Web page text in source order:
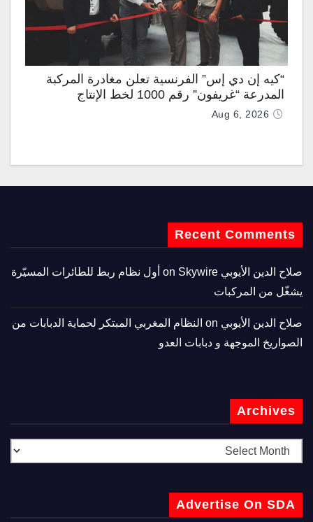
“كيه إن دي إس” الفرنسية تعلن مغادرة المركبة
المدرعة “غريفون” رقم 1000 لخط الإنتاج
Aug 6, 2026
Recent Comments
صلاح الدين الأيوبي
Skywire أول نظام ربط للطائرات المسيّرة
يشغّل من المركبات
صلاح الدين الأيوبي
النظام المغربي المبتكر لحماية الدبابات من
الصواريخ الموجهة و دبابات العدو
Archives
Advertise On SDA